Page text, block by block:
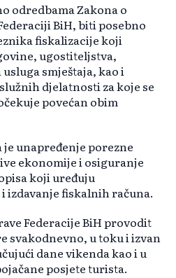
odredbama Zakona o
BiH, biti posebno
fiskalizacije koji
ugostiteljstva,
smještaja, kao i
djelatnosti za koje se
povećan obim
unapređenje porezne
ekonomije i osiguranje
koji uređuju
izdavanje fiskalnih računa.
Federacije BiH provodit
svakodnevno, u toku i izvan
dane vikenda kao i u
posjete turista.